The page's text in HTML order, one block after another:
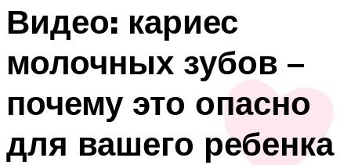
Видео: кариес
молочных зубов –
почему это опасно
для вашего ребенка